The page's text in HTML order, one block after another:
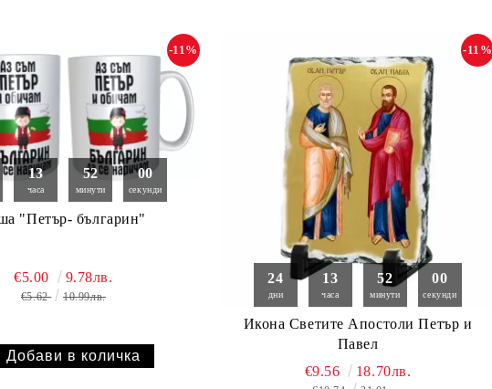
13
часа
51
минути
59
секунди
"Петър- българин"
-11%
€5.00 9.78лв.
€5.62 10.99лв.
24
дни
13
часа
51
минути
59
секунди
Икона Светите Апостоли Петър и
Павел
-11%
€9.56 18.70лв.